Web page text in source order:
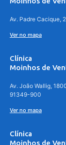
Av. Padre Cacique,
Ver no mapa
Clínica
Moinhos de
Av. João Wallig,
91349-900
Ver no mapa
Clínica
Moinhos de